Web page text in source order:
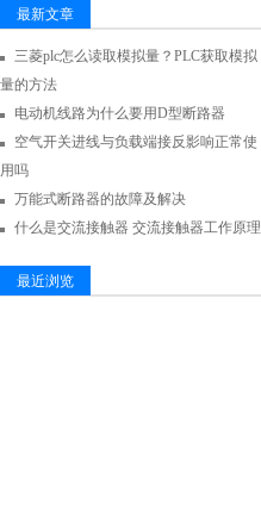
最新文章
三菱plc怎么读取模拟量？PLC获取模拟
量的方法
电动机线路为什么要用D型断路器
空气开关进线与负载端接反影响正常使
用吗
万能式断路器的故障及解决
什么是交流接触器 交流接触器工作原理
最近浏览